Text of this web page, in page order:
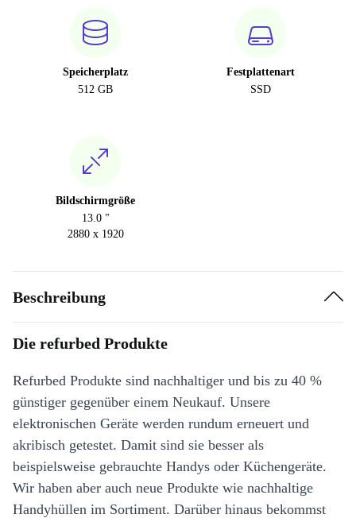
Speicherplatz
512 GB
Festplattenart
SSD
Bildschirmgröße
13.0 "
2880 x 1920
Beschreibung
Die refurbed Produkte
Refurbed Produkte sind nachhaltiger und bis zu 40 %
günstiger gegenüber einem Neukauf. Unsere
elektronischen Geräte werden rundum erneuert und
akribisch getestet. Damit sind sie besser als
beispielsweise gebrauchte Handys oder Küchengeräte.
Wir haben aber auch neue Produkte wie nachhaltige
Handyhüllen im Sortiment. Darüber hinaus bekommst